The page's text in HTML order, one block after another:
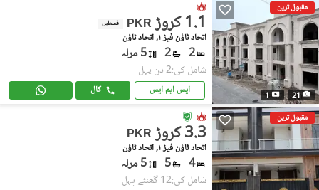
مقبول ترین
21
1
PKR 1.1 کروڑ قسطیں
اتحاد ٹاؤن فیز ١, اتحاد ٹاؤن
2
2 5 مرلہ
شامل کی:2 دن پہل
ایس ایم ایس کال
مقبول ترین
PKR 3.3 کروڑ
اتحاد ٹاؤن فیز ١, اتحاد ٹاؤن
4
5 5 مرلہ
شامل کی:12 گھنٹے پہل